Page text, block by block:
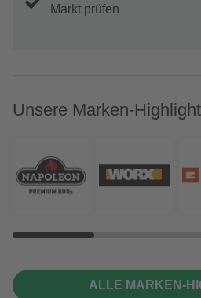
Markt prüfen
Unsere Marken-
ALLE MARKEN-